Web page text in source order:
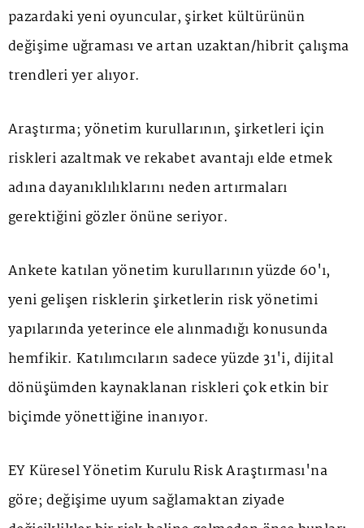
pazardaki yeni oyuncular, şirket kültürünün
değişime uğraması ve artan uzaktan/hibrit çalışma
trendleri yer alıyor.
Araştırma; yönetim kurullarının, şirketleri için
riskleri azaltmak ve rekabet avantajı elde etmek
adına dayanıklılıklarını neden artırmaları
gerektiğini gözler önüne seriyor.
Ankete katılan yönetim kurullarının yüzde 60'ı,
yeni gelişen risklerin şirketlerin risk yönetimi
yapılarında yeterince ele alınmadığı konusunda
hemfikir. Katılımcıların sadece yüzde 31'i, dijital
dönüşümden kaynaklanan riskleri çok etkin bir
biçimde yönettiğine inanıyor.
EY Küresel Yönetim Kurulu Risk Araştırması'na
göre; değişime uyum sağlamaktan ziyade